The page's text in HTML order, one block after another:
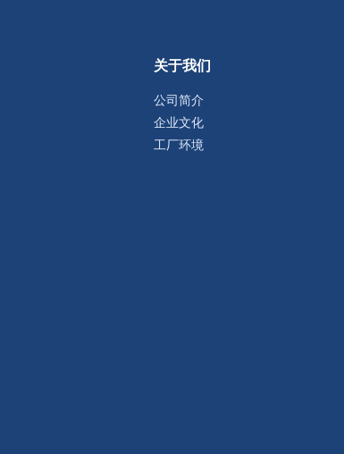
关于我们
公司简介
企业文化
工厂环境